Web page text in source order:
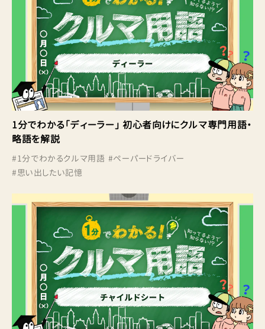
1分でわかる「ディーラー」 初心者向けにクルマ専門用語・
略語を解説
#1分でわかるクルマ用語 #ペーパードライバー
#思い出したい記憶